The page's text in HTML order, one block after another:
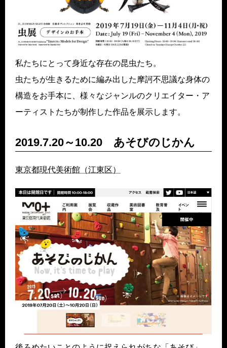
私たちにとって身近な存在の昆虫たち。
虫たちが生きるために編み出した摩訶不思議な身体の
構造をお手本に、様々なジャンルのクリエイター・ア
ーティストたちが制作した作品を展示します。
2019.7.20～10.20 あそびのじかん
東京都現代美術館（江東区）